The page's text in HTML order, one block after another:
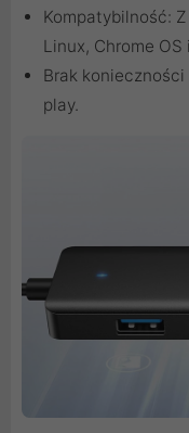
Kompatybilność:
Linux, Chrome OS
Brak
play.